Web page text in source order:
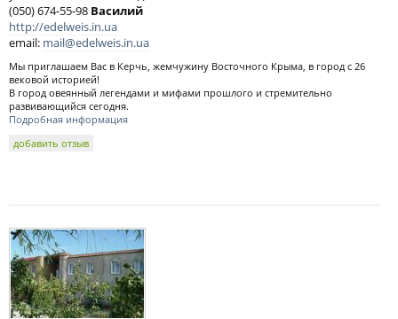
(050) 674-55-98 Василий
http://edelweis.in.ua
email: mail@edelweis.in.ua
Мы приглашаем Вас в Керчь, жемчужину Восточного Крыма, в город с 26
вековой историей!
В город овеянный легендами и мифами прошлого и стремительно
развивающийся сегодня.
Подробная информация
добавить отзыв